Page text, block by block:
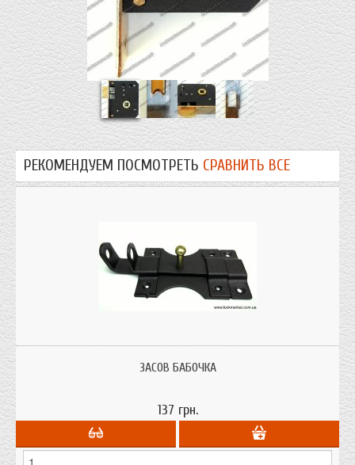
РЕКОМЕНДУЕМ ПОСМОТРЕТЬ СРАВНИТЬ ВСЕ
Харьковским поизводителем.ЗАСОВ БАБОЧКА
137 грн.